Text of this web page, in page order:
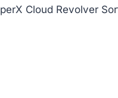
Cloud Revolver